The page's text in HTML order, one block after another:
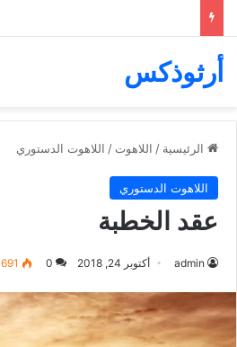
أرثوذكس
الرئيسية / اللاهوت / اللاهوت الدستوري
اللاهوت الدستوري
عقد الخطبة
admin أكتوبر 24, 2018 0
691